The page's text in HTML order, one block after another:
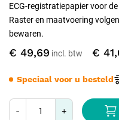
€ 49,69 €
- +
Speciaal voor u besteld
ECG-registratiepapier voor
Raster en maatvoering
bewaren.